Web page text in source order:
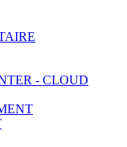
- CLOUD